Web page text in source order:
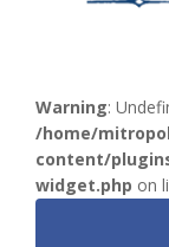
Warning:
/home/
content/
widget.php on